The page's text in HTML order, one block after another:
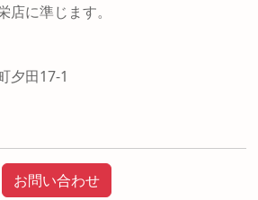
店に準じます。
夕田17-1
お問い合わせ